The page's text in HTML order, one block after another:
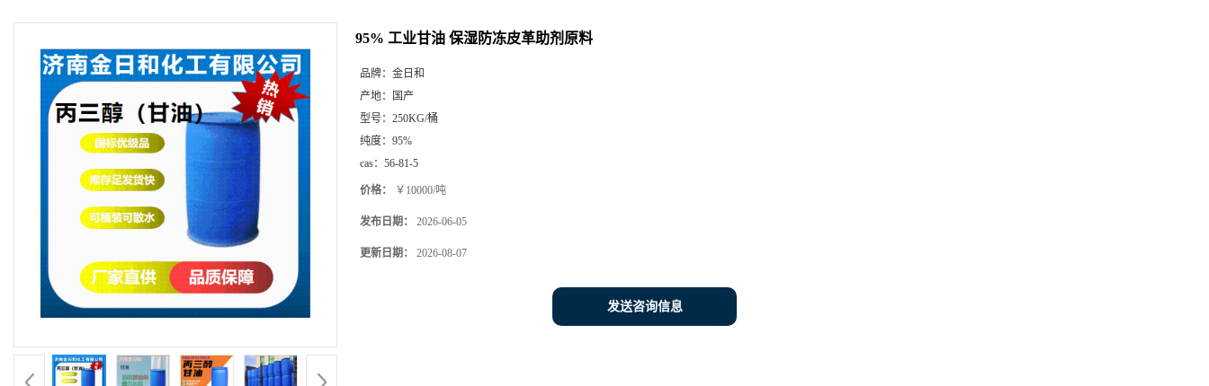
95% 工业甘油 保湿防冻皮革助剂原料
品牌： 金日和
产地：
国产
型号： 250KG/桶
纯度： 95%
cas： 56-81-5
价格： ￥10000/吨
发布日期： 2026-06-05
更新日期： 2026-08-07
发送咨询信息